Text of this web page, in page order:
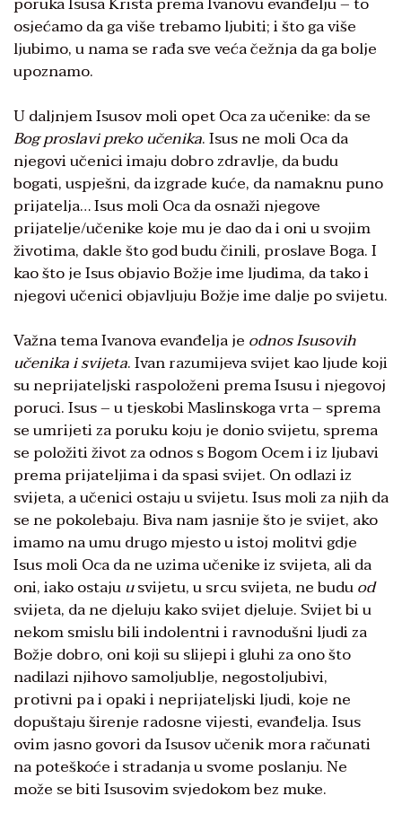
osjećamo da ga više trebamo ljubiti; i što ga više
ljubimo, u nama se rađa sve veća čežnja da ga bolje
upoznamo.
U daljnjem Isusov moli opet Oca za učenike: da se
Bog proslavi preko učenika. Isus ne moli Oca da
njegovi učenici imaju dobro zdravlje, da budu
bogati, uspješni, da izgrade kuće, da namaknu puno
prijatelja… Isus moli Oca da osnaži njegove
prijatelje/učenike koje mu je dao da i oni u svojim
životima, dakle što god budu činili, proslave Boga. I
kao što je Isus objavio Božje ime ljudima, da tako i
njegovi učenici objavljuju Božje ime dalje po svijetu.
Važna tema Ivanova evanđelja je odnos Isusovih
učenika i svijeta. Ivan razumijeva svijet kao ljude koji
su neprijateljski raspoloženi prema Isusu i njegovoj
poruci. Isus – u tjeskobi Maslinskoga vrta – sprema
se umrijeti za poruku koju je donio svijetu, sprema
se položiti život za odnos s Bogom Ocem i iz ljubavi
prema prijateljima i da spasi svijet. On odlazi iz
svijeta, a učenici ostaju u svijetu. Isus moli za njih da
se ne pokolebaju. Biva nam jasnije što je svijet, ako
imamo na umu drugo mjesto u istoj molitvi gdje
Isus moli Oca da ne uzima učenike iz svijeta, ali da
oni, iako ostajuusvijetu, u srcu svijeta, ne buduod
svijeta, da ne djeluju kako svijet djeluje. Svijet bi u
nekom smislu bili indolentni i ravnodušni ljudi za
Božje dobro, oni koji su slijepi i gluhi za ono što
nadilazi njihovo samoljublje, negostoljubivi,
protivni pa i opaki i neprijateljski ljudi, koje ne
dopuštaju širenje radosne vijesti, evanđelja. Isus
ovim jasno govori da Isusov učenik mora računati
na poteškoće i stradanja u svome poslanju. Ne
može se biti Isusovim svjedokom bez muke.